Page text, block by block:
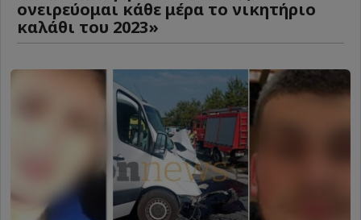
ονειρεύομαι κάθε μέρα το νικητήριο
καλάθι του 2023»